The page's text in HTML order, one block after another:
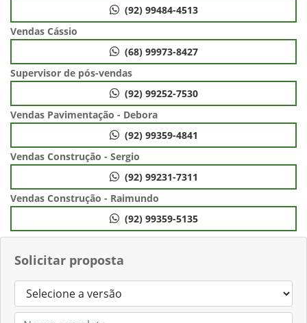
Solicitar proposta
(92) 99484-4513
Vendas Cássio
(68) 99973-8427
Supervisor de pós-vendas
(92) 99252-7530
Vendas Pavimentação - Debora
(92) 99359-4841
Vendas Construção - Sergio
(92) 99231-7311
Vendas Construção - Raimundo
(92) 99359-5135